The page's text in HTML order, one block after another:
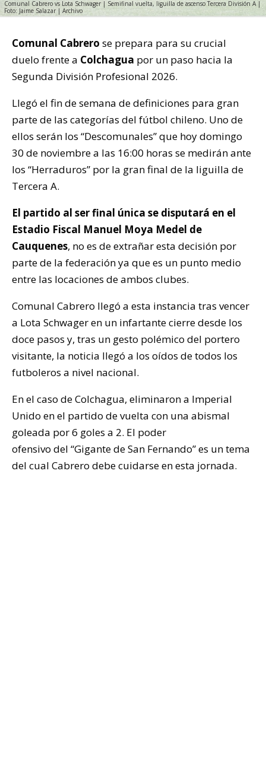
Comunal Cabrero vs Lota Schwager | Semifinal vuelta, liguilla de ascenso Tercera División A |
Foto: Jaime Salazar | Archivo
Comunal Cabrero se prepara para su crucial
duelo frente a Colchagua por un paso hacia la
Segunda División Profesional 2026.
Llegó el fin de semana de definiciones para gran
parte de las categorías del fútbol chileno. Uno de
ellos serán los “Descomunales” que hoy domingo
30 de noviembre a las 16:00 horas se medirán ante
los “Herraduros” por la gran final de la liguilla de
Tercera A.
El partido al ser final única se disputará en el
Estadio Fiscal Manuel Moya Medel de
Cauquenes, no es de extrañar esta decisión por
parte de la federación ya que es un punto medio
entre las locaciones de ambos clubes.
Comunal Cabrero llegó a esta instancia tras vencer
a Lota Schwager en un infartante cierre desde los
doce pasos y, tras un gesto polémico del portero
visitante, la noticia llegó a los oídos de todos los
futboleros a nivel nacional.
En el caso de Colchagua, eliminaron a Imperial
Unido en el partido de vuelta con una abismal
goleada por 6 goles a 2. El poder
ofensivo del “Gigante de San Fernando” es un tema
del cual Cabrero debe cuidarse en esta jornada.